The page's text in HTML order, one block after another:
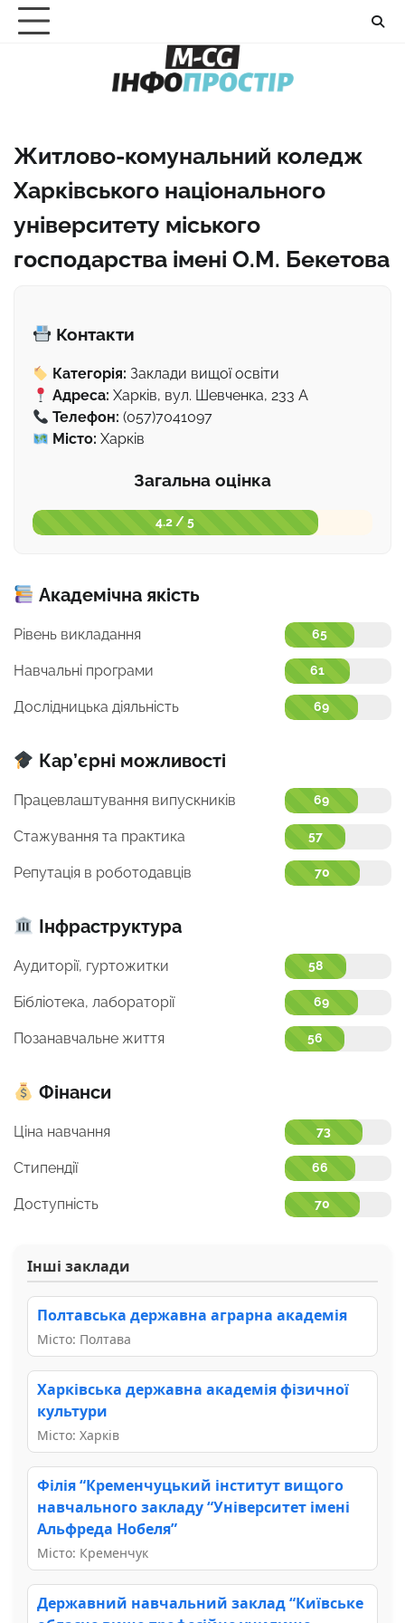
Перейти
Житлово-комунальний коледж
Харківського національного
університету міського
господарства імені О.М. Бекетова
Контакти
Категорія: Заклади вищої освіти
Адреса: Харків, вул. Шевченка, 233 А
Телефон: (057)7041097
Місто: Харків
Загальна оцінка
4.2 / 5
Академічна якість
Рівень викладання 65
Навчальні програми 61
Дослідницька діяльність 69
Кар’єрні можливості
Працевлаштування випускників 69
Стажування та практика 57
Репутація в роботодавців 70
Інфраструктура
Аудиторії, гуртожитки 58
Бібліотека, лабораторії 69
Позанавчальне життя 56
Фінанси
Ціна навчання 73
Стипендії 66
Доступність 70
Інші заклади
Полтавська державна аграрна академія
Місто: Полтава
Харківська державна академія фізичної
культури
Місто: Харків
Філія “Кременчуцький інститут вищого
навчального закладу “Університет імені
Альфреда Нобеля”
Місто: Кременчук
Державний навчальний заклад “Київське